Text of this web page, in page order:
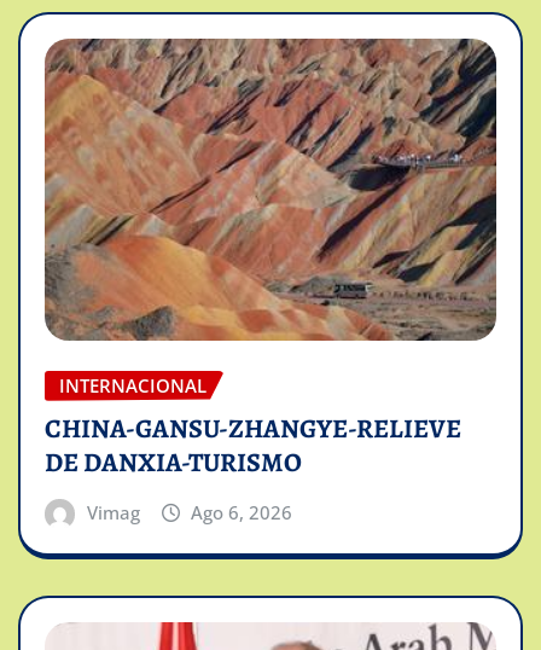
INTERNACIONAL
CHINA-GANSU-ZHANGYE-RELIEVE
DE DANXIA-TURISMO
Vimag Ago 6, 2026